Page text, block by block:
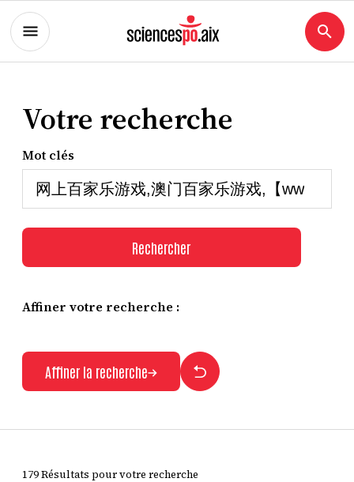
Votre recherche
Mot clés
Rechercher
Affiner votre recherche :
Affiner la recherche
179 Résultats pour votre recherche